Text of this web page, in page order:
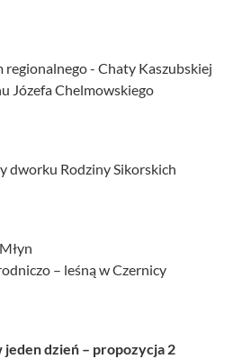
regionalnego - Chaty Kaszubskiej
Józefa Chelmowskiego
dworku Rodziny Sikorskich
– leśną w Czernicy
jeden dzień – propozycja 2